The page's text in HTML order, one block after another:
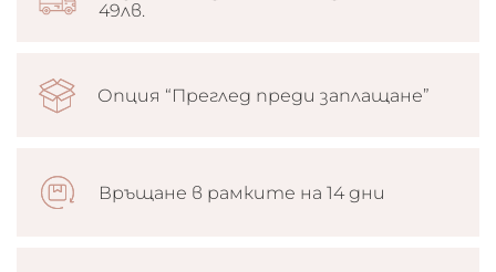
49лв.
Опция “Преглед преди заплащане”
Връщане в рамките на 14 дни